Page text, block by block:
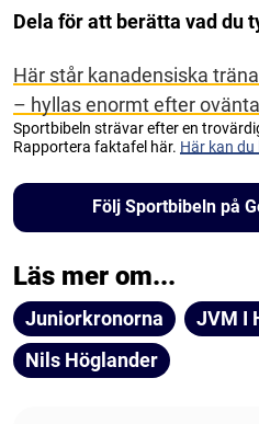
Dela för att berätta vad du
Här står kanadensiska
– hyllas enormt efter
Sportbibeln strävar efter en
Rapportera faktafel här. Här kan du
Följ Sportbibeln på
Läs mer om...
Juniorkronorna
JVM I
Nils Höglander